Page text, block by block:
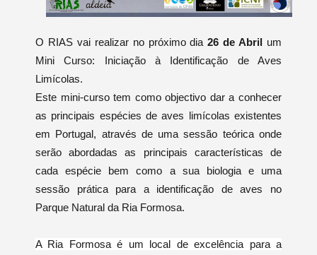
O RIAS vai realizar no próximo dia26 de Abril um
Mini Curso: Iniciação à Identificação de Aves
Limícolas.
Este mini-curso tem como objectivo dar a conhecer
as principais espécies de aves limícolas existentes
em Portugal, através de uma sessão teórica onde
serão abordadas as principais características de
cada espécie bem como a sua biologia e uma
sessão prática para a identificação de aves no
Parque Natural da Ria Formosa.
A Ria Formosa é um local de excelência para a